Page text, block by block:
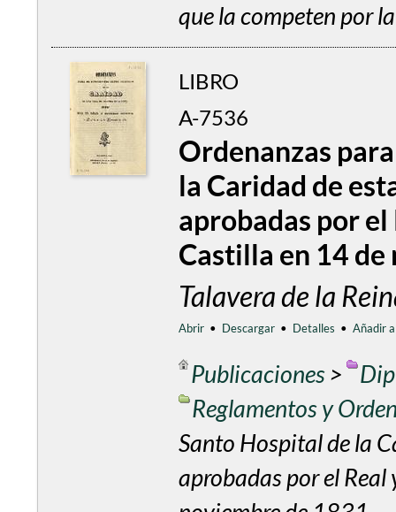
que la competen por
LIBRO
A-7536
Ordenanzas
la Caridad de
aprobadas por el
Castilla en 14
Talavera de la
Abrir • Descargar • Detalles • Añadir
Publicaciones>
Reglamentos y
Santo Hospital de la
aprobadas por el Real